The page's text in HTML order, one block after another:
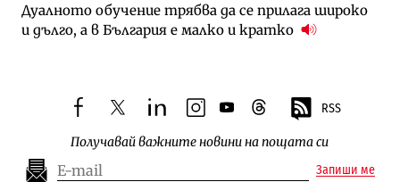
Дуалното обучение трябва да се прилага широко
и дълго, а в България е малко и кратко
facebooktwitterlinkedininstagram
youtubethreads RSS
Получавай важните новини на пощата си
Запиши ме